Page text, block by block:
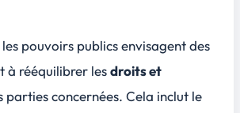
pouvoirs publics envisagent des
à rééquilibrer lesdroits et
parties concernées. Cela inclut le